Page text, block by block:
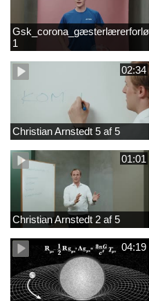
1
02:34
Christian Arnstedt 5 af 5
01:01
Christian Arnstedt 2 af 5
04:19